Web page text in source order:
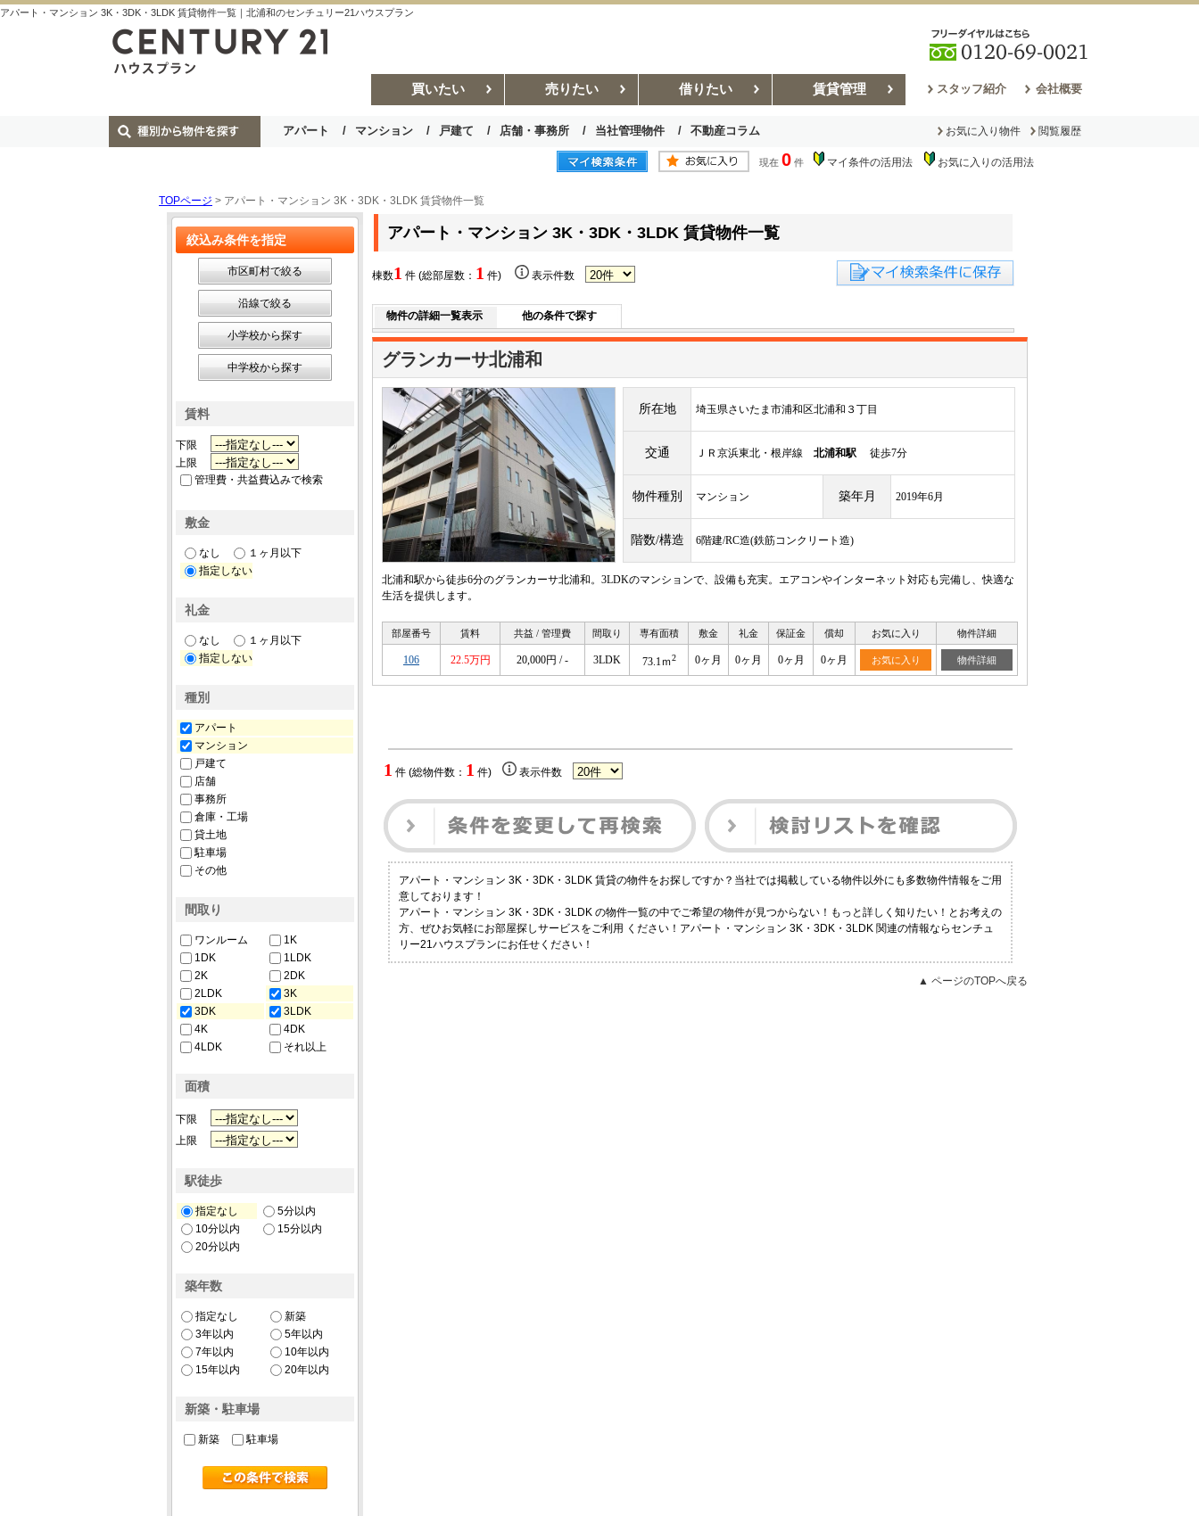
アパート・マンション 3K・3DK・3LDK 賃貸物件一覧｜北浦和のセンチュリー21ハウスプラン
買いたい 売りたい 借りたい 賃貸管理 スタッフ紹介 会社概要
アパート マンション 戸建て 店舗・事務所 当社管理物件 不動産コラム
お部屋探しコラム 賃貸管理コラム
お気に入り物件 閲覧履歴
現在 0 件 マイ条件の活用法 お気に入りの活用法
TOPページ > アパート・マンション 3K・3DK・3LDK 賃貸物件一覧
アパート・マンション 3K・3DK・3LDK 賃貸物件一覧
棟数1 件 (総部屋数： 1 件) 表示件数
物件の詳細一覧表示 他の条件で探す
グランカーサ北浦和
所在地 埼玉県さいたま市浦和区北浦和３丁目
交通 ＪＲ京浜東北・根岸線 北浦和駅 徒歩7分
物件種別 マンション 築年月 2019年6月
階数/構造 6階建/RC造(鉄筋コンクリート造)
北浦和駅から徒歩6分のグランカーサ北浦和。3LDKのマンションで、設備も充実。エアコンやインターネット対応も完備し、快適な
生活を提供します。
部屋番号 賃料 共益 / 管理費 間取り 専有面積 敷金 礼金 保証金 償却 お気に入り 物件詳細
106 22.5万円 20,000円 / - 3LDK 73.1ｍ2 0ヶ月 0ヶ月 0ヶ月 0ヶ月 お気に入り 物件詳細
1 件 (総物件数： 1 件) 表示件数
アパート・マンション 3K・3DK・3LDK 賃貸の物件をお探しですか？当社では掲載している物件以外にも多数物件情報をご用
意しております！
アパート・マンション 3K・3DK・3LDK の物件一覧の中でご希望の物件が見つからない！もっと詳しく知りたい！とお考えの
方、ぜひお気軽にお部屋探しサービスをご利用 ください！アパート・マンション 3K・3DK・3LDK 関連の情報ならセンチュ
リー21ハウスプランにお任せください！
▲ ページのTOPへ戻る
絞込み条件を指定
市区町村で絞る
沿線で絞る
小学校から探す
中学校から探す
賃料
下限
上限
管理費・共益費込みで検索
敷金
なし
１ヶ月以下
指定しない
礼金
なし
１ヶ月以下
指定しない
種別
アパート
マンション
戸建て
店舗
事務所
倉庫・工場
貸土地
駐車場
その他
間取り
ワンルーム
1K
1DK
1LDK
2K
2DK
2LDK
3K
3DK
3LDK
4K
4DK
4LDK
それ以上
面積
下限
上限
駅徒歩
指定なし
5分以内
10分以内
15分以内
20分以内
築年数
指定なし
新築
3年以内
5年以内
7年以内
10年以内
15年以内
20年以内
新築・駐車場
新築 駐車場